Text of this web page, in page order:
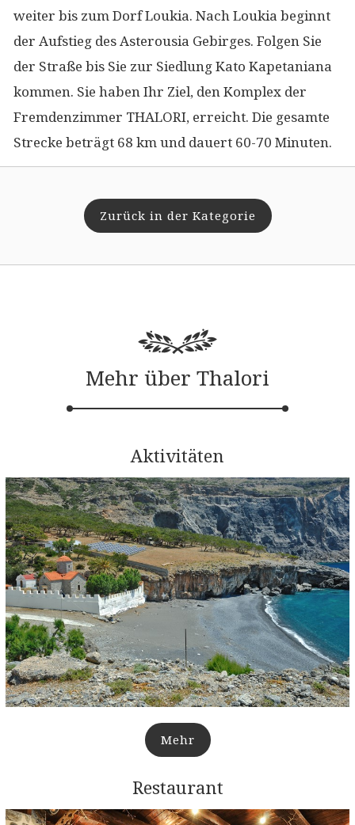
weiter bis zum Dorf Loukia. Nach Loukia beginnt
der Aufstieg des Asterousia Gebirges. Folgen Sie
der Straße bis Sie zur Siedlung Kato Kapetaniana
kommen. Sie haben Ihr Ziel, den Komplex der
Fremdenzimmer THALORI, erreicht. Die gesamte
Strecke beträgt 68 km und dauert 60-70 Minuten.
Zurück in der Kategorie
Mehr über Thalori
Aktivitäten
Mehr
Restaurant